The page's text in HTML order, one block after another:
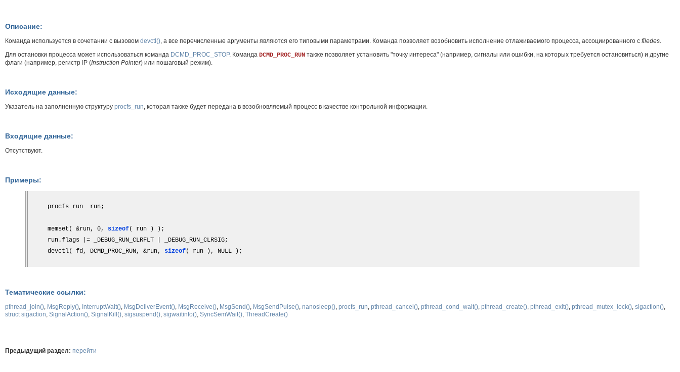
Описание:
Команда используется в сочетании с вызовом devctl(), а все перечисленные аргументы являются его типовыми параметрами. Команда позволяет возобновить исполнение отлаживаемого процесса, ассоциированного с filedes.
Для остановки процесса может использоваться команда DCMD_PROC_STOP. Команда DCMD_PROC_RUN также позволяет установить "точку интереса" (например, сигналы или ошибки, на которых требуется остановиться) и другие
флаги (например, регистр IP (Instruction Pointer) или пошаговый режим).
Исходящие данные:
Указатель на заполненную структуру procfs_run, которая также будет передана в возобновляемый процесс в качестве контрольной информации.
Входящие данные:
Отсутствуют.
Примеры:
procfs_run  run;
memset( &run, 0, sizeof( run ) );
run.flags |= _DEBUG_RUN_CLRFLT | _DEBUG_RUN_CLRSIG;
devctl( fd, DCMD_PROC_RUN, &run, sizeof( run ), NULL );
Тематические ссылки:
pthread_join(), MsgReply(), InterruptWait(), MsgDeliverEvent(), MsgReceive(), MsgSend(), MsgSendPulse(), nanosleep(), procfs_run, pthread_cancel(), pthread_cond_wait(), pthread_create(), pthread_exit(), pthread_mutex_lock(), sigaction(),
struct sigaction, SignalAction(), SignalKill(), sigsuspend(), sigwaitinfo(), SyncSemWait(), ThreadCreate()
Предыдущий раздел: перейти